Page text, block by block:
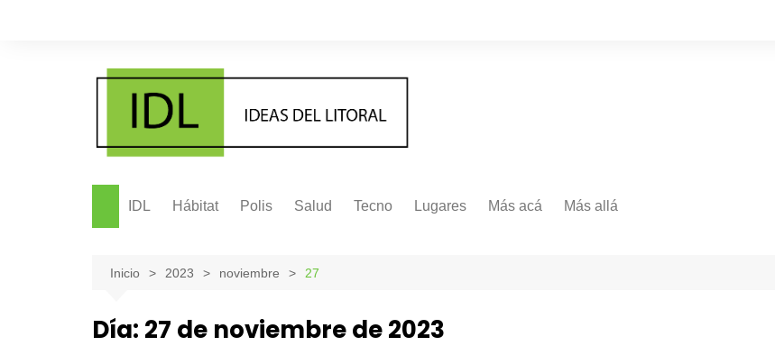
IDL Hábitat Polis Salud Tecno Lugares Más acá Más allá
Inicio 2023 noviembre 27
Día: 27 de noviembre de 2023